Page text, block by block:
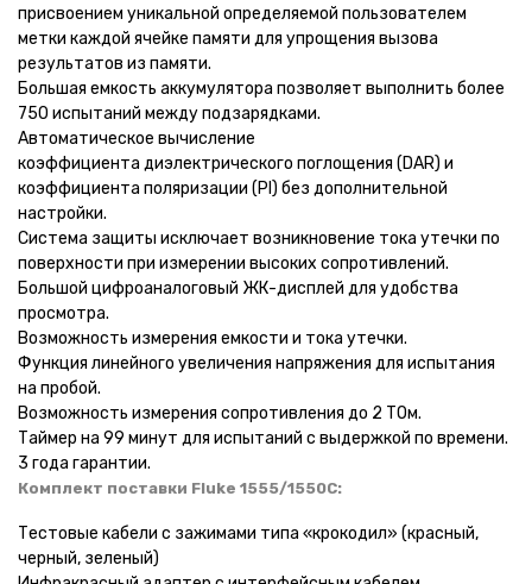
присвоением уникальной определяемой пользователем
метки каждой ячейке памяти для упрощения вызова
результатов из памяти.
Большая емкость аккумулятора позволяет выполнить более
750 испытаний между подзарядками.
Автоматическое вычисление
коэффициента диэлектрического поглощения (DAR) и
коэффициента поляризации (PI) без дополнительной
настройки.
Система защиты исключает возникновение тока утечки по
поверхности при измерении высоких сопротивлений.
Большой цифроаналоговый ЖК-дисплей для удобства
просмотра.
Возможность измерения емкости и тока утечки.
Функция линейного увеличения напряжения для испытания
на пробой.
Возможность измерения сопротивления до 2 ТОм.
Таймер на 99 минут для испытаний с выдержкой по времени.
3 года гарантии.
Комплект поставки Fluke 1555/1550C:
Тестовые кабели с зажимами типа «крокодил» (красный,
черный, зеленый)